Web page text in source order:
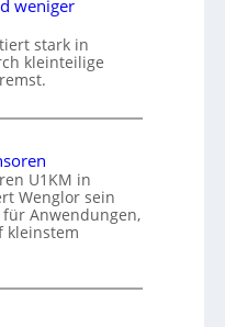
weniger
stark in
kleinteilige
U1KM in
Wenglor sein
Anwendungen,
kleinstem